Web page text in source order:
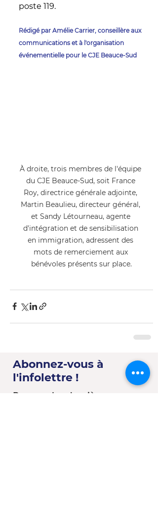
poste 119.
Rédigé par Amélie Carrier, conseillère aux
communications et à l'organisation
événementielle pour le CJE Beauce-Sud
À droite, trois membres de l'équipe
du CJE Beauce-Sud, soit France
Roy, directrice générale adjointe,
Martin Beaulieu, directeur général,
et Sandy Létourneau, agente
d'intégration et de sensibilisation
en immigration, adressent des
mots de remerciement aux
bénévoles présents sur place.
Abonnez-vous à
l'infolettre !
Recevez les dernières